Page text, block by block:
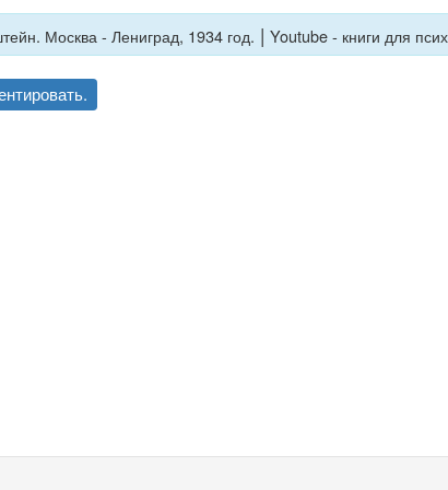
Москва - Лениград, 1934 год. | Youtube - книги для